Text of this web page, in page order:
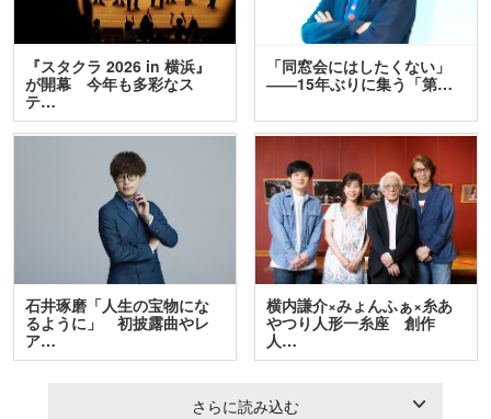
『スタクラ 2026 in 横浜』
が開幕 今年も多彩なス
テ…
「同窓会にはしたくない」
――15年ぶりに集う「第…
石井琢磨「人生の宝物にな
るように」 初披露曲やレ
ア…
横内謙介×みょんふぁ×糸あ
やつり人形一糸座 創作
人…
さらに読み込む